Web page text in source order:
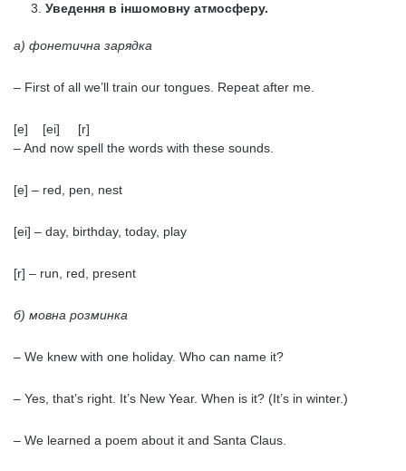
Уведення в іншомовну атмосферу.
а) фонетична зарядка
– First of all we’ll train our tongues. Repeat after me.
[e] [ei] [r]
– And now spell the words with these sounds.
[e] – red, pen, nest
[ei] – day, birthday, today, play
[r] – run, red, present
б) мовна розминка
– We knew with one holiday. Who can name it?
– Yes, that’s right. It’s New Year. When is it? (It’s in winter.)
– We learned a poem about it and Santa Claus.